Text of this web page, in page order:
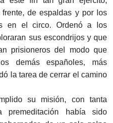
de espaldas y por los
en el circo. Ordenó a los
sus escondrijos y que
prisioneros del modo que
demás españoles, más
la tarea de cerrar el camino
su misión, con tanta
premeditación había sido